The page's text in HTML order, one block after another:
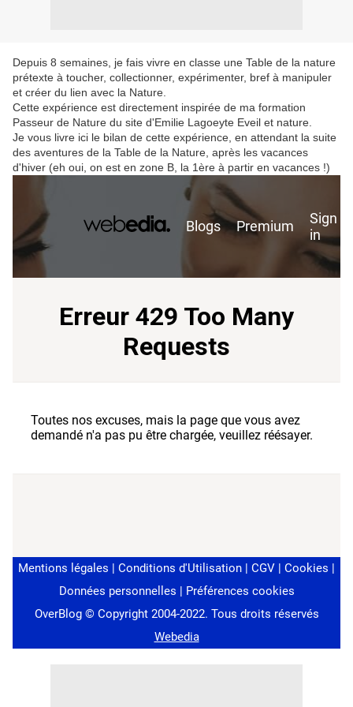
Depuis 8 semaines, je fais vivre en classe une Table de la nature
prétexte à toucher, collectionner, expérimenter, bref à manipuler
et créer du lien avec la Nature.
Cette expérience est directement inspirée de ma formation
Passeur de Nature du site d'Emilie Lagoeyte Eveil et nature.
Je vous livre ici le bilan de cette expérience, en attendant la suite
des aventures de la Table de la Nature, après les vacances
d'hiver (eh oui, on est en zone B, la 1ère à partir en vacances !)